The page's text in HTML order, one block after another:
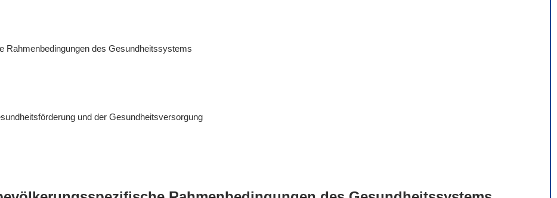
Rahmenbedingungen des Gesundheitssystems
und der Gesundheitsversorgung